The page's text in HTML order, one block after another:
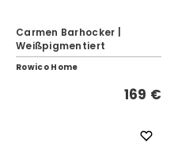
Carmen Barhocker |
Weißpigmentiert
Rowico Home
169 €